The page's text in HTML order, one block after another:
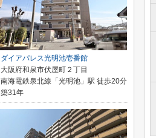
ダイアパレス光明池壱番館
大阪府和泉市伏屋町２丁目
南海電鉄泉北線「光明池」駅 徒歩20分
築31年